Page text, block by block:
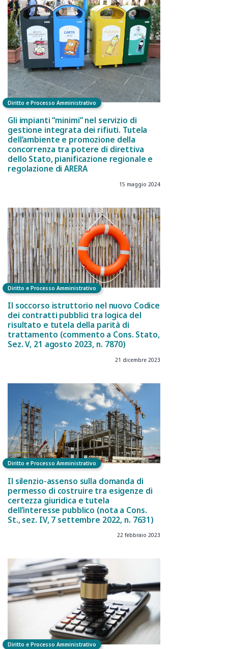
Diritto e Processo Amministrativo
Gli impianti “minimi” nel servizio di
gestione integrata dei rifiuti. Tutela
dell’ambiente e promozione della
concorrenza tra potere di direttiva
dello Stato, pianificazione regionale e
regolazione di ARERA
15 maggio 2024
Diritto e Processo Amministrativo
Il soccorso istruttorio nel nuovo Codice
dei contratti pubblici tra logica del
risultato e tutela della parità di
trattamento (commento a Cons. Stato,
Sez. V, 21 agosto 2023, n. 7870)
21 dicembre 2023
Diritto e Processo Amministrativo
Il silenzio-assenso sulla domanda di
permesso di costruire tra esigenze di
certezza giuridica e tutela
dell’interesse pubblico (nota a Cons.
St., sez. IV, 7 settembre 2022, n. 7631)
22 febbraio 2023
Diritto e Processo Amministrativo